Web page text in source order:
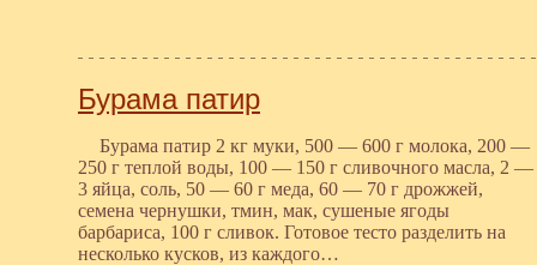
Бурама патир
Бурама патир 2 кг муки, 500 — 600 г молока, 200 —
250 г теплой воды, 100 — 150 г сливочного масла, 2 —
3 яйца, соль, 50 — 60 г меда, 60 — 70 г дрожжей,
семена чернушки, тмин, мак, сушеные ягоды
барбариса, 100 г сливок. Готовое тесто разделить на
несколько кусков, из каждого…